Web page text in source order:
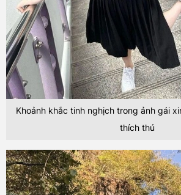
Khoảnh khắc tinh nghịch trong ảnh gái
thích thú